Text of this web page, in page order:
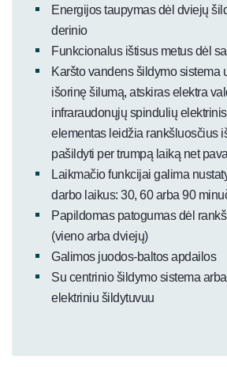
Energijos taupymas dėl dviejų
derinio
Funkcionalus ištisus metus dėl
Karšto vandens šildymo sistema
išorinę šilumą, atskiras elektra
infraraudonųjų spindulių
elementas leidžia rankšluosčius
pašildyti per trumpą laiką net
Laikmačio funkcijai galima
darbo laikus: 30, 60 arba 90
Papildomas patogumas dėl
(vieno arba dviejų)
Galimos juodos-baltos apdailos
Su centrinio šildymo sistema
elektriniu šildytuvuu